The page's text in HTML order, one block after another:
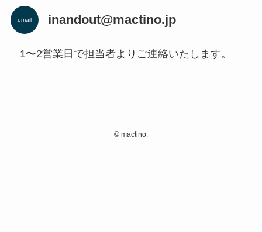
email inandout@mactino.jp
1〜2営業日で担当者よりご連絡いたします。
© mactino.